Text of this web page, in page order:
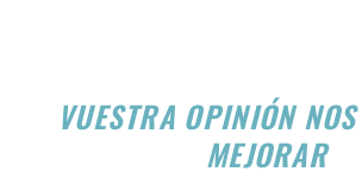
VUESTRA OPINIÓN
MEJORAR